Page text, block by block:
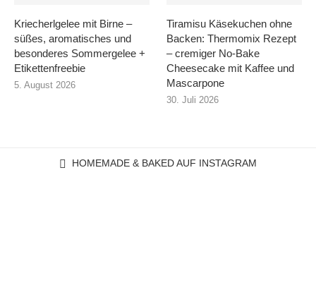
Kriecherlgelee mit Birne –
süßes, aromatisches und
besonderes Sommergelee +
Etikettenfreebie
5. August 2026
Tiramisu Käsekuchen ohne
Backen: Thermomix Rezept
– cremiger No-Bake
Cheesecake mit Kaffee und
Mascarpone
30. Juli 2026
HOMEMADE & BAKED AUF INSTAGRAM